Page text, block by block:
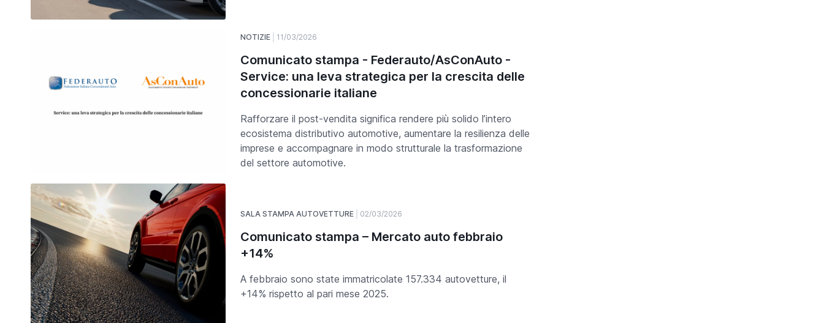
NOTIZIE 11/03/2026
Comunicato stampa - Federauto/AsConAuto -
Service: una leva strategica per la crescita delle
concessionarie italiane
Rafforzare il post-vendita significa rendere più solido l’intero
ecosistema distributivo automotive, aumentare la resilienza delle
imprese e accompagnare in modo strutturale la trasformazione
del settore automotive.
SALA STAMPA AUTOVETTURE 02/03/2026
Comunicato stampa – Mercato auto febbraio
+14%
A febbraio sono state immatricolate 157.334 autovetture, il
+14% rispetto al pari mese 2025.